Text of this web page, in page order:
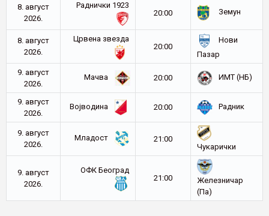
8. август
2026.
Раднички 1923
20:00
Земун
8. август
2026.
Црвена звезда
20:00
Нови
Пазар
9. август
2026.
Мачва 20:00 ИМТ (НБ)
9. август
2026.
Војводина 20:00 Радник
9. август
2026.
Младост
21:00
Чукарички
9. август
2026.
ОФК Београд
21:00
Железничар
(Па)